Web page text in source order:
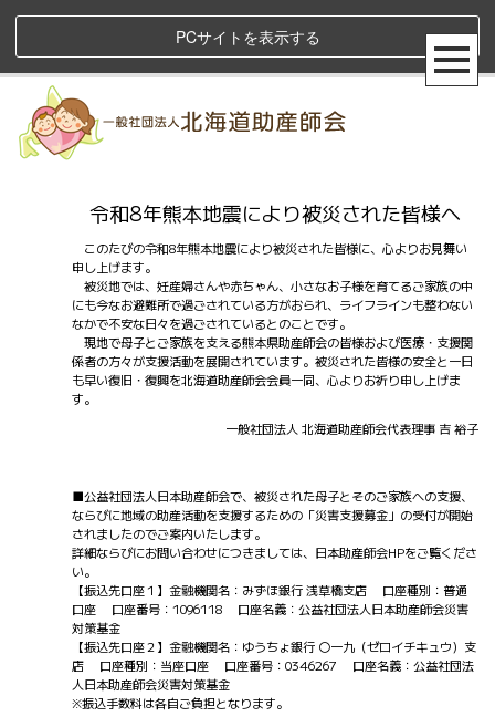
PCサイトを表示する
令和8年熊本地震により被災された皆様へ
このたびの令和8年熊本地震により被災された皆様に、心よりお見舞い
申し上げます。
被災地では、妊産婦さんや赤ちゃん、小さなお子様を育てるご家族の中
にも今なお避難所で過ごされている方がおられ、ライフラインも整わない
なかで不安な日々を過ごされているとのことです。
現地で母子とご家族を支える熊本県助産師会の皆様および医療・支援関
係者の方々が支援活動を展開されています。被災された皆様の安全と一日
も早い復旧・復興を北海道助産師会会員一同、心よりお祈り申し上げま
す。
一般社団法人 北海道助産師会代表理事 吉 裕子
■公益社団法人日本助産師会で、被災された母子とそのご家族への支援、
ならびに地域の助産活動を支援するための「災害支援募金」の受付が開始
されましたのでご案内いたします。
詳細ならびにお問い合わせにつきましては、日本助産師会HPをご覧くださ
い。
【振込先口座１】金融機関名：みずほ銀行 浅草橋支店 口座種別：普通
口座 口座番号：1096118 口座名義：公益社団法人日本助産師会災害
対策基金
【振込先口座２】金融機関名：ゆうちょ銀行 〇一九（ゼロイチキュウ）支
店 口座種別：当座口座 口座番号：0346267 口座名義：公益社団法
人日本助産師会災害対策基金
※振込手数料は各自ご負担となります。